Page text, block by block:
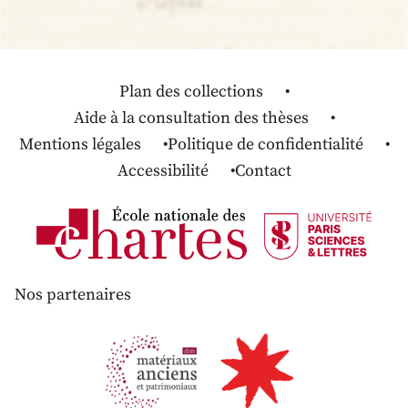
Plan des collections
Aide à la consultation des thèses
Mentions légales
Politique de confidentialité
Accessibilité
Contact
Nos partenaires